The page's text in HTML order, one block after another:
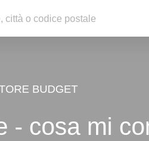
BUDGET
- cosa mi